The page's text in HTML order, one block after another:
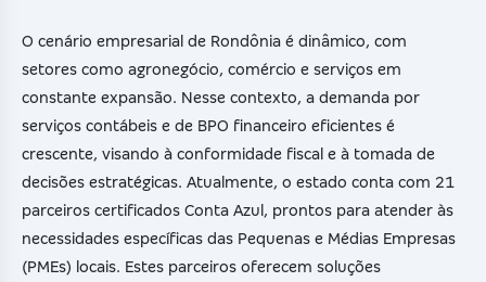
O cenário empresarial de Rondônia é dinâmico, com
setores como agronegócio, comércio e serviços em
constante expansão. Nesse contexto, a demanda por
serviços contábeis e de BPO financeiro eficientes é
crescente, visando à conformidade fiscal e à tomada de
decisões estratégicas. Atualmente, o estado conta com 21
parceiros certificados Conta Azul, prontos para atender às
necessidades específicas das Pequenas e Médias Empresas
(PMEs) locais. Estes parceiros oferecem soluções